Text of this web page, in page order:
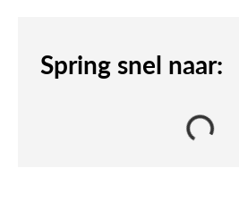
Spring snel naar: